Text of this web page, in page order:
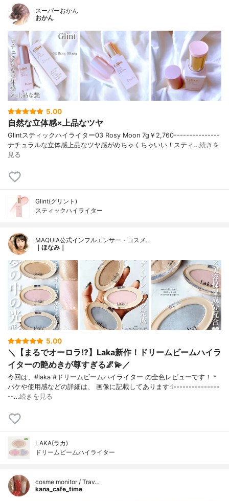
スーパーおかん
おかん
5.00
自然な立体感×上品なツヤ
Glintスティックハイライター03 Rosy Moon 7g￥2,760---------------
ナチュラルな立体感上品なツヤ感がめちゃくちゃいい！スティ…続きを
見る
Glint(グリント)
スティックハイライター
MAQUIA公式インフルエンサー・コスメ…
｜ほなみ｜
5.00
＼【まるでオーロラ!?】Laka新作！ドリームビームハイラ
イターの艶めきが尊すぎる🌌💫／
今回は、#laka #ドリームビームハイライター の全色レビューです！＊
パケや使用感などの詳細は、 画像に記載してあります☝︎---------------
--…続きを見る
LAKA(ラカ)
ドリームビームハイライター
cosme monitor / Trav…
kana_cafe_time